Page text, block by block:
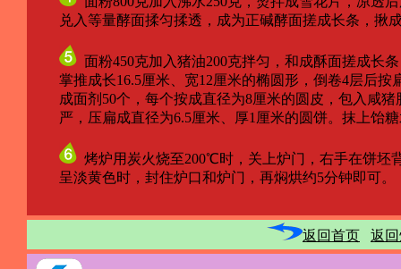
兑入等量酵面揉匀揉透，成为正碱酵面搓成长条，揪成
面粉450克加入猪油200克拌匀，和成酥面搓成长
掌推成长16.5厘米、宽12厘米的椭圆形，倒卷4层后按
成面剂50个，每个按成直径为8厘米的圆皮，包入咸猪
严，压扁成直径为6.5厘米、厚1厘米的圆饼。抹上饴糖
烤炉用炭火烧至200℃时，关上炉门，右手在饼坯
呈淡黄色时，封住炉口和炉门，再焖烘约5分钟即可。
返回首页 返